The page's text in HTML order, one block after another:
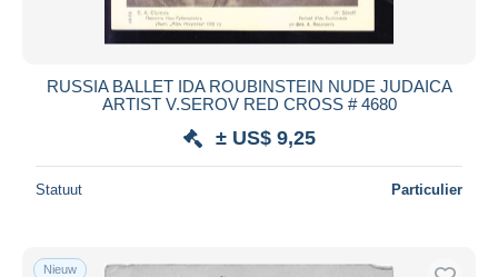
RUSSIA BALLET IDA ROUBINSTEIN NUDE JUDAICA
ARTIST V.SEROV RED CROSS # 4680
± US$ 9,25
Statuut Particulier
Nieuw